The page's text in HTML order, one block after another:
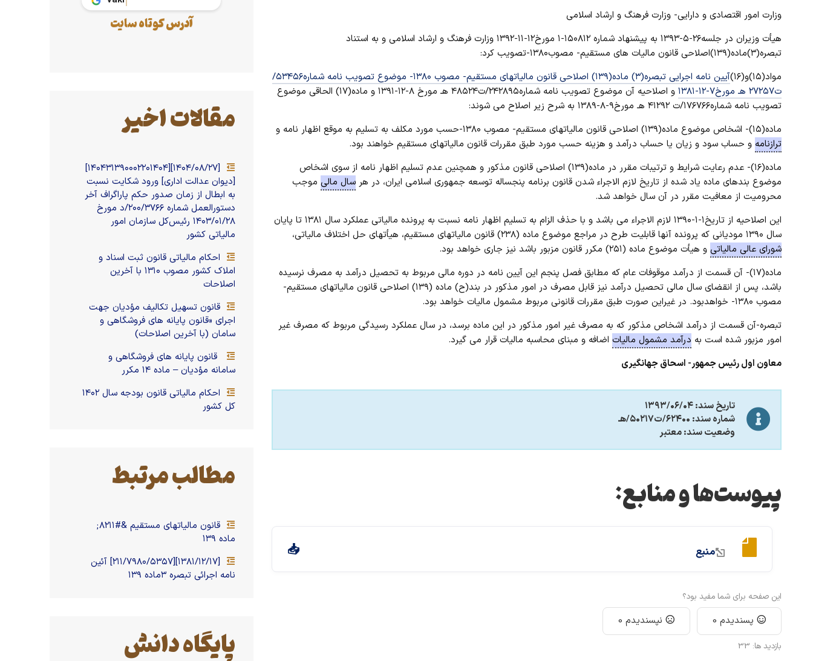
آدرس کوتاه سایت
مقالات اخیر
[۱۴۰۴/۰۸/۲۷][۱۴۰۴۳۱۳۹۰۰۰۲۲۰۱۴۰۴]
[دیوان عدالت اداری] ورود شکایت نسبت
به ابطال از زمان صدور حکم پاراگراف آخر
دستور‌العمل شماره ۲۰۰/۳۷۶۶/د مورخ
۱۴۰۳/۰۱/۲۸ رئیس‌کل سازمان امور
مالیاتی کشور
احکام مالیاتی قانون ثبت اسناد و
املاک کشور مصوب ۱۳۱۰ با آخرین
اصلاحات
قانون تسهیل تکالیف مؤدیان جهت
اجرای «قانون پایانه های فروشگاهی و
سامان (با آخرین اصلاحات)
قانون پایانه های فروشگاهی و
سامانه مؤدیان – ماده ۱۴ مکرر
احکام مالیاتی قانون بودجه سال ۱۴۰۲
کل کشور
مطالب مرتبط
قانون مالیاتهای مستقیم &#۸۲۱۱;
ماده ۱۳۹
[۱۳۸۱/۱۲/۱۷][۲۱۱/۷۹۸۰/۵۳۵۷] آئین
نامه اجرائی تبصره ۳ماده ۱۳۹
پایگاه دانش
وزارت امور اقتصادی و دارایی- وزارت فرهنگ و ارشاد اسلامی
هیأت وزیران در جلسه۲۶-۵-۱۳۹۳ به پیشنهاد شماره ۱۵۰۸۱۲-۱ مورخ۱۲-۱۱-۱۳۹۲ وزارت فرهنگ و ارشاد اسلامی و به استناد
تبصره(۳)ماده(۱۳۹)اصلاحی قانون مالیات های مستقیم- مصوب۱۳۸۰-تصویب کرد:
مواد(۱۵)و(۱۶)
آیین نامه اجرایی تبصره(۳) ماده(۱۳۹) اصلاحی قانون مالیاتهای مستقیم- مصوب ۱۳۸۰- موضوع تصویب نامه شماره۵۳۴۵۶/
ت۲۷۲۵۷ هـ مورخ۷-۱۲-۱۳۸۱
و اصلاحیه آن موضوع تصویب نامه شماره۲۴۲۸۹۵/ت۴۸۵۲۴ هـ مورخ ۸-۱۲-۱۳۹۱ و ماده(۱۷) الحاقی موضوع
تصویب نامه شماره۱۷۶۷۶۶/ت ۴۱۲۹۲ هـ مورخ۹-۸-۱۳۸۹ به شرح زیر اصلاح می شوند:
ماده(۱۵)- اشخاص موضوع ماده(۱۳۹) اصلاحی قانون مالیاتهای مستقیم- مصوب ۱۳۸۰-حسب مورد مکلف به تسلیم به موقع اظهار نامه و
ترازنامه و حساب سود و زیان یا حساب درآمد و هزینه حسب مورد طبق مقررات قانون مالیاتهای مستقیم خواهند بود.
ماده(۱۶)- عدم رعایت شرایط و ترتیبات مقرر در ماده(۱۳۹) اصلاحی قانون مذکور و همچنین عدم تسلیم اظهار نامه از سوی اشخاص
موضوع بندهای ماده یاد شده از تاریخ لازم الاجراء شدن قانون برنامه پنجساله توسعه جمهوری اسلامی ایران، در هر سال مالی موجب
محرومیت از معافیت مقرر در آن سال خواهد شد.
این اصلاحیه از تاریخ۱-۱-۱۳۹۰ لازم الاجراء می باشد و با حذف الزام به تسلیم اظهار نامه نسبت به پرونده مالیاتی عملکرد سال ۱۳۸۱ تا پایان
سال ۱۳۹۰ مودیانی که پرونده آنها قابلیت طرح در مراجع موضوع ماده (۲۳۸) قانون مالیاتهای مستقیم، هیأتهای حل اختلاف مالیاتی،
شورای عالی مالیاتی و هیأت موضوع ماده (۲۵۱) مکرر قانون مزبور باشد نیز جاری خواهد بود.
ماده(۱۷)- آن قسمت از درآمد موقوفات عام که مطابق فصل پنجم این آیین نامه در دوره مالی مربوط به تحصیل درآمد به مصرف نرسیده
باشد، پس از انقضای سال مالی تحصیل درآمد نیز قابل مصرف در امور مذکور در بند(ح) ماده (۱۳۹) اصلاحی قانون مالیاتهای مستقیم-
مصوب ۱۳۸۰- خواهدبود. در غیراین صورت طبق مقررات قانونی مربوط مشمول مالیات خواهد بود.
تبصره-آن قسمت از درآمد اشخاص مذکور که به مصرف غیر امور مذکور در این ماده برسد، در سال عملکرد رسیدگی مربوط که مصرف غیر
امور مزبور شده است به درآمد مشمول مالیات اضافه و مبنای محاسبه مالیات قرار می گیرد.
معاون اول رئیس جمهور- اسحاق جهانگیری
تاریخ سند: ۱۳۹۳/۰۶/۰۴
شماره سند: ۶۲۴۰۰/ت۵۰۲۱۷/هـ
وضعیت سند: معتبر
پیوست‌ها و منابع:
منبع
این صفحه برای شما مفید بود؟
پسندیدم 0 نپسندیدم 0
بازدید ها: 33